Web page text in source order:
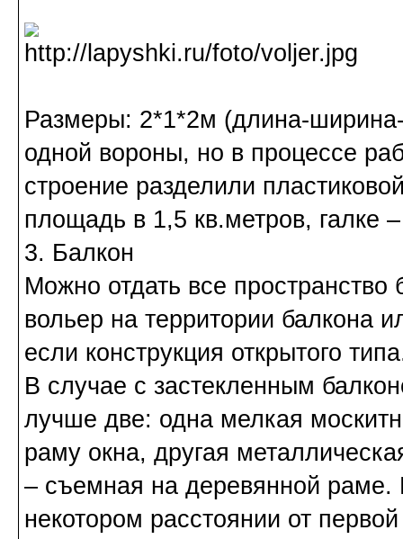
Размеры: 2*1*2м (длина-
одной вороны, но в процессе
строение разделили
площадь в 1,5 кв.метров, галке
3. Балкон
Можно отдать все
вольер на территории балкона
если конструкция открытого
В случае с застекленным
лучше две: одна мелкая
раму окна, другая
– съемная на деревянной раме.
некотором расстоянии от